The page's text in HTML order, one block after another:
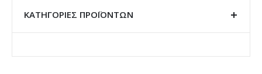
ΚΑΤΗΓΟΡΊΕΣ ΠΡΟΪΌΝΤΩΝ